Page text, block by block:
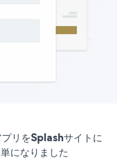
リをSplashサイトに
になりました